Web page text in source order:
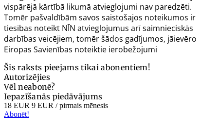
vispārējā kārtībā likumā atvieglojumi nav paredzēti.
Tomēr pašvaldībām savos saistošajos noteikumos ir
tiesības noteikt NĪN atvieglojumus arī saimnieciskās
darbības veicējiem, tomēr šādos gadījumos, jāievēro
Eiropas Savienības noteiktie ierobežojumi
Šis raksts pieejams tikai abonentiem!
Autorizējies
Vēl neabonē?
Iepazīšanās piedāvājums
18 EUR 9 EUR / pirmais mēnesis
Abonēt!